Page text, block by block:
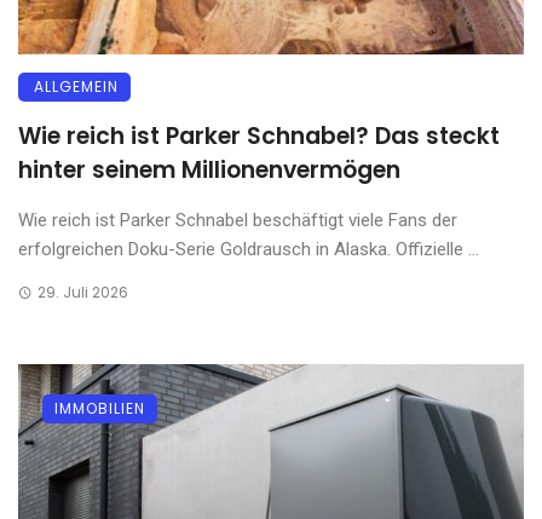
ALLGEMEIN
Wie reich ist Parker Schnabel? Das steckt
hinter seinem Millionenvermögen
Wie reich ist Parker Schnabel beschäftigt viele Fans der
erfolgreichen Doku-Serie Goldrausch in Alaska. Offizielle ...
29. Juli 2026
IMMOBILIEN